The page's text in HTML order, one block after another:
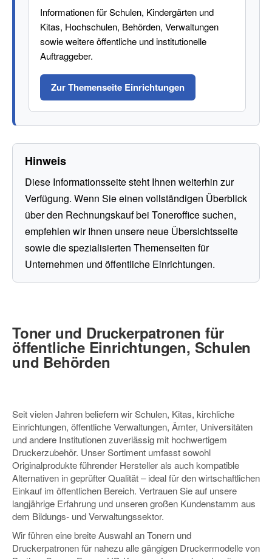
Informationen für Schulen, Kindergärten und
Kitas, Hochschulen, Behörden, Verwaltungen
sowie weitere öffentliche und institutionelle
Auftraggeber.
Zur Themenseite Einrichtungen
Hinweis
Diese Informationsseite steht Ihnen weiterhin zur
Verfügung. Wenn Sie einen vollständigen Überblick
über den Rechnungskauf bei Toneroffice suchen,
empfehlen wir Ihnen unsere neue Übersichtsseite
sowie die spezialisierten Themenseiten für
Unternehmen und öffentliche Einrichtungen.
Toner und Druckerpatronen für
öffentliche Einrichtungen, Schulen
und Behörden
Seit vielen Jahren beliefern wir Schulen, Kitas, kirchliche
Einrichtungen, öffentliche Verwaltungen, Ämter, Universitäten
und andere Institutionen zuverlässig mit hochwertigem
Druckerzubehör. Unser Sortiment umfasst sowohl
Originalprodukte führender Hersteller als auch kompatible
Alternativen in geprüfter Qualität – ideal für den wirtschaftlichen
Einkauf im öffentlichen Bereich. Vertrauen Sie auf unsere
langjährige Erfahrung und unseren großen Kundenstamm aus
dem Bildungs- und Verwaltungssektor.
Wir führen eine breite Auswahl an Tonern und
Druckerpatronen für nahezu alle gängigen Druckermodelle von